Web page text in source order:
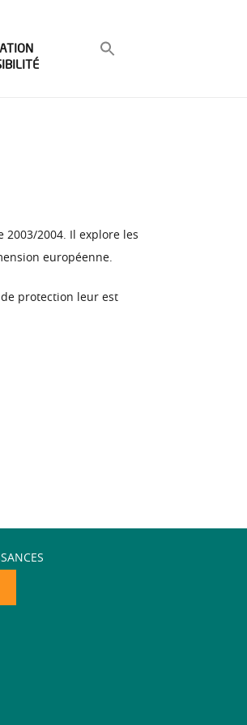
2003/2004. Il explore les
européenne.
protection leur est